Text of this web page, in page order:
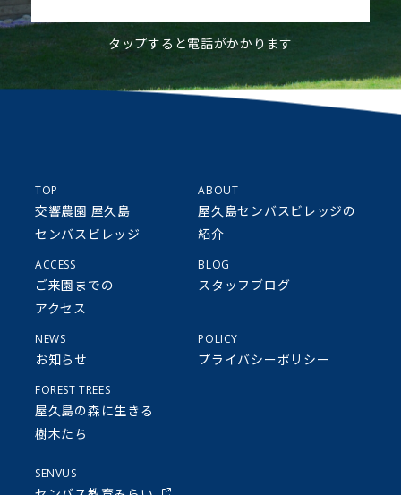
タップすると電話がかかります
TOP
交響農園 屋久島
センバスビレッジ
ABOUT
屋久島センバスビレッジの
紹介
ACCESS
ご来園までの
アクセス
BLOG
スタッフブログ
NEWS
お知らせ
POLICY
プライバシーポリシー
FOREST TREES
屋久島の森に生きる
樹木たち
SENVUS